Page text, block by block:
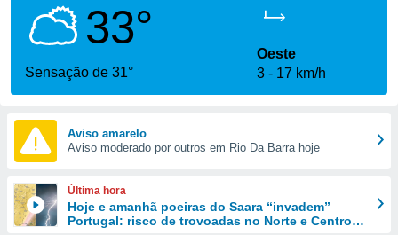
fornecidas
a este
das
e
forma
digital
33°
Sensação de 31°
Oeste
3
17 km/h
Aviso amarelo
Aviso moderado por outros em Rio Da Barra hoje
Última hora
Hoje e amanhã poeiras do Saara “invadem”
Portugal: risco de trovoadas no Norte e Centro